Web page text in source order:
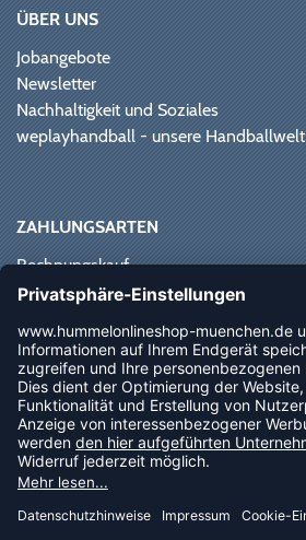
ÜBER UNS
Jobangebote
Newsletter
Nachhaltigkeit und Soziales
weplayhandball - unsere Handballwelt
ZAHLUNGSARTEN
Rechnungskauf
Paypal
Vorkasse
Sofortüberweisung
NEWSLETTER